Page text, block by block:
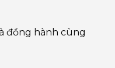
đồng hành cùng